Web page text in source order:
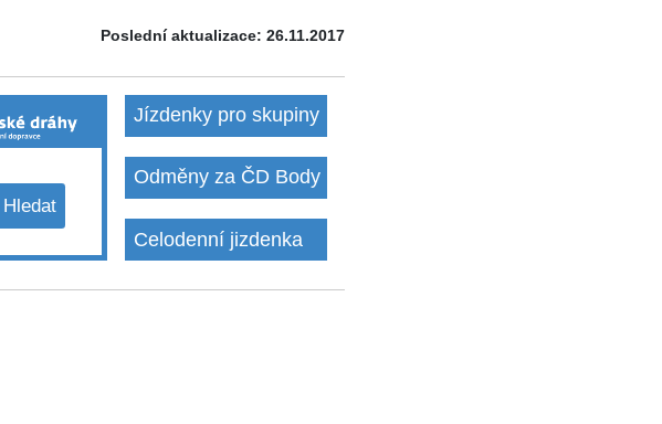
Poslední aktualizace: 26.11.2017
Jízdenky pro skupiny
Odměny za ČD Body
Celodenní jizdenka